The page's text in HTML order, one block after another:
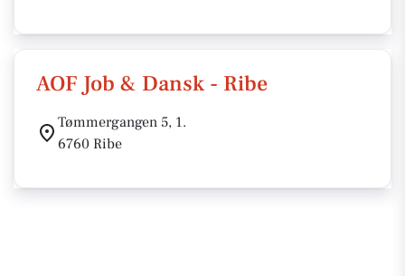
AOF Job & Dansk - Ribe
Tømmergangen 5, 1.
6760 Ribe